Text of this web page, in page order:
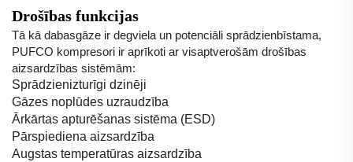
Drošības funkcijas
Tā kā dabasgāze ir degviela un potenciāli sprādzienbīstama,
PUFCO kompresori ir aprīkoti ar visaptverošām drošības
aizsardzības sistēmām:
Sprādzienizturīgi dzinēji
Gāzes noplūdes uzraudzība
Ārkārtas apturēšanas sistēma (ESD)
Pārspiediena aizsardzība
Augstas temperatūras aizsardzība